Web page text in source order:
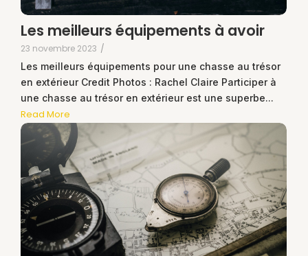
Les meilleurs équipements à avoir
23 novembre 2023 /
Les meilleurs équipements pour une chasse au trésor
en extérieur Credit Photos : Rachel Claire Participer à
une chasse au trésor en extérieur est une superbe...
Read More